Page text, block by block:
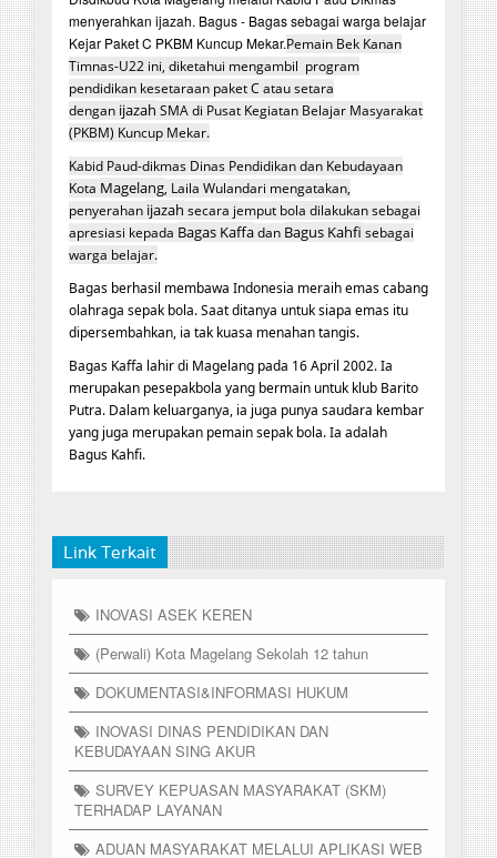
menyerahkan ijazah. Bagus - Bagas sebagai warga belajar
Kejar Paket C PKBM Kuncup Mekar.Pemain Bek Kanan
Timnas-U22 ini, diketahui mengambil program
pendidikan kesetaraan paket C atau setara
dengan ijazah SMA di Pusat Kegiatan Belajar Masyarakat
(PKBM) Kuncup Mekar.
Kabid Paud-dikmas Dinas Pendidikan dan Kebudayaan
Kota Magelang, Laila Wulandari mengatakan,
penyerahan ijazah secara jemput bola dilakukan sebagai
apresiasi kepada Bagas Kaffadan Bagus Kahfi sebagai
warga belajar.
Bagas berhasil membawa Indonesia meraih emas cabang
olahraga sepak bola. Saat ditanya untuk siapa emas itu
dipersembahkan, ia tak kuasa menahan tangis.
Bagas Kaffa lahir di Magelang pada 16 April 2002. Ia
merupakan pesepakbola yang bermain untuk klub Barito
Putra. Dalam keluarganya, ia juga punya saudara kembar
yang juga merupakan pemain sepak bola. Ia adalah
Bagus Kahfi.
Link Terkait
INOVASI ASEK KEREN
(Perwali) Kota Magelang Sekolah 12 tahun
DOKUMENTASI&INFORMASI HUKUM
INOVASI DINAS PENDIDIKAN DAN
KEBUDAYAAN SING AKUR
SURVEY KEPUASAN MASYARAKAT (SKM)
TERHADAP LAYANAN
ADUAN MASYARAKAT MELALUI APLIKASI WEB